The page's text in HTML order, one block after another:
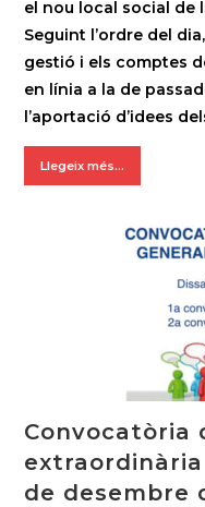
el nou local social de
Seguint l’ordre del
gestió i els comptes
en línia a la de
l’aportació d’idees
Llegeix més...
Convocatòria
extraordinària
de desembre